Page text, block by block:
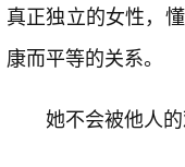
真正独立的女性，
康而平等的关系。
她不会被他人